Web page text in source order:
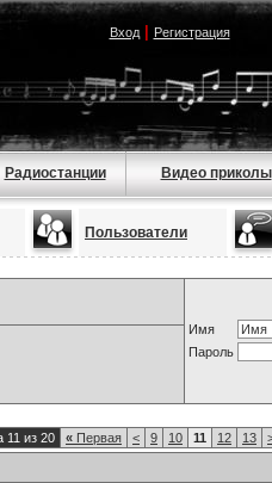
Вход| Регистрация
Радиостанции Видео приколы
Пользователи
Имя
Пароль
11 из 20 « Первая < 9 10 11 12 13